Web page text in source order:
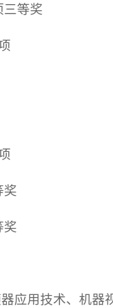
三等奖
奖
奖
应用技术、机器